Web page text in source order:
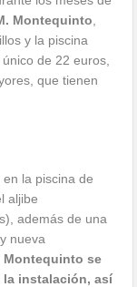
Montequinto
y la piscina
de 22 euros,
que tienen
la piscina de
aljibe
además de una
nueva
Montequinto se
la instalación, así